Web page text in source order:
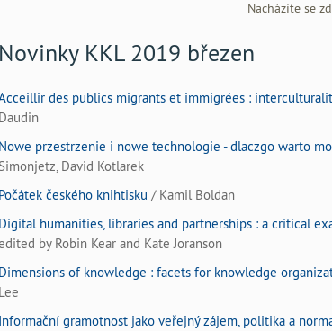
Nacházíte se
Novinky KKL 2019 březen
des publics migrants et immigrées :
Daudin
Nowe przestrzenie i nowe technologie - dlaczgo warto
Simonjetz, David Kotlarek
Počátek českého knihtisku / Kamil Boldan
Digital humanities, libraries and partnerships : a critical
by Robin Kear and Kate Joranson
Dimensions of knowledge : facets for knowledge
Lee
Informační gramotnost jako veřejný zájem, politika a